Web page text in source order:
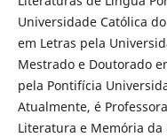
Universidade Católica
em Letras pela
Mestrado e Doutorado
pela Pontifícia
Atualmente, é
Literatura e Memória da